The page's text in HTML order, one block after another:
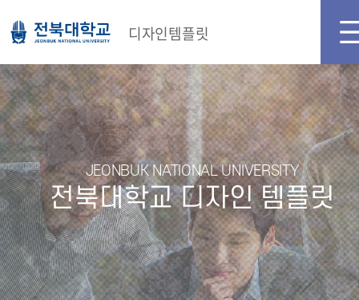
디자인템플릿
JEONBUK NATIONAL UNIVERSITY
전북대학교 디자인 템플릿